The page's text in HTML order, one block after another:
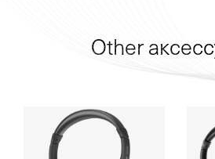
Other